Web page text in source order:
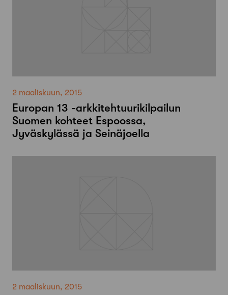
2 maaliskuun, 2015
Europan 13 -arkkitehtuurikilpailun
Suomen kohteet Espoossa,
Jyväskylässä ja Seinäjoella
2 maaliskuun, 2015